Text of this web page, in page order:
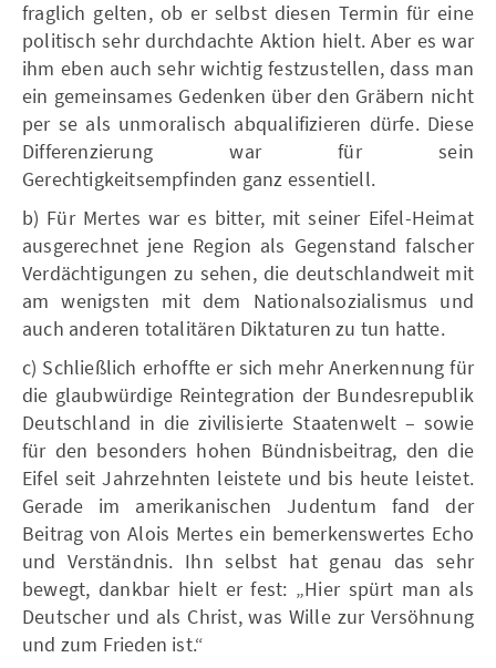
fraglich gelten, ob er selbst diesen Termin für eine
politisch sehr durchdachte Aktion hielt. Aber es war
ihm eben auch sehr wichtig festzustellen, dass man
ein gemeinsames Gedenken über den Gräbern nicht
per se als unmoralisch abqualifizieren dürfe. Diese
Differenzierung war für sein
Gerechtigkeitsempfinden ganz essentiell.
b) Für Mertes war es bitter, mit seiner Eifel-Heimat
ausgerechnet jene Region als Gegenstand falscher
Verdächtigungen zu sehen, die deutschlandweit mit
am wenigsten mit dem Nationalsozialismus und
auch anderen totalitären Diktaturen zu tun hatte.
c) Schließlich erhoffte er sich mehr Anerkennung für
die glaubwürdige Reintegration der Bundesrepublik
Deutschland in die zivilisierte Staatenwelt – sowie
für den besonders hohen Bündnisbeitrag, den die
Eifel seit Jahrzehnten leistete und bis heute leistet.
Gerade im amerikanischen Judentum fand der
Beitrag von Alois Mertes ein bemerkenswertes Echo
und Verständnis. Ihn selbst hat genau das sehr
bewegt, dankbar hielt er fest: „Hier spürt man als
Deutscher und als Christ, was Wille zur Versöhnung
und zum Frieden ist.“